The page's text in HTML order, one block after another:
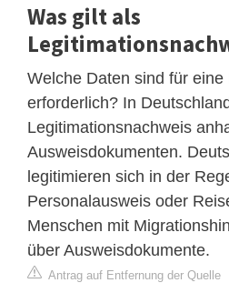
Was gilt als
Welche Daten sind für eine
erforderlich? In
Legitimationsnachweis
Ausweisdokumenten.
legitimieren sich in der
Personalausweis oder
Menschen mit
über Ausweisdokumente.
Antrag auf Entfernung der Quelle